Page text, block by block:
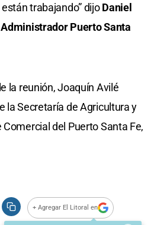
trabajando” dijoDaniel
Puerto Santa
la reunión, Joaquín Avilé
la Secretaría de Agricultura y
del Puerto Santa Fe,
+ Agregar El Litoral en